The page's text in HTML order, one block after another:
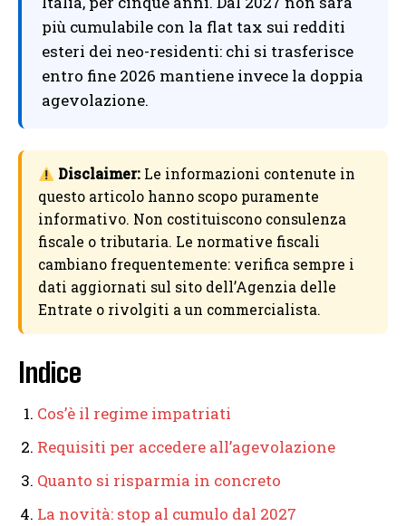
più cumulabile con la flat tax sui redditi
esteri dei neo-residenti: chi si trasferisce
entro fine 2026 mantiene invece la doppia
agevolazione.
Disclaimer:Le informazioni contenute in
questo articolo hanno scopo puramente
informativo. Non costituiscono consulenza
fiscale o tributaria. Le normative fiscali
cambiano frequentemente: verifica sempre i
dati aggiornati sul sito dell’Agenzia delle
Entrate o rivolgiti a un commercialista.
Indice
Cos’è il regime impatriati
Requisiti per accedere all’agevolazione
Quanto si risparmia in concreto
La novità: stop al cumulo dal 2027